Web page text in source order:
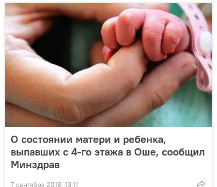
О состоянии матери и ребенка,
выпавших с 4-го этажа в Оше, сообщил
Минздрав
7 сентября 2018, 13:11